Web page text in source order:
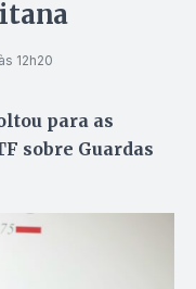
12h20
para as
sobre Guardas